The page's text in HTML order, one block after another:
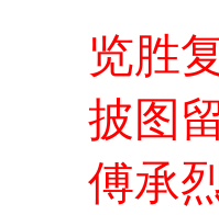
览胜
披图
傅承